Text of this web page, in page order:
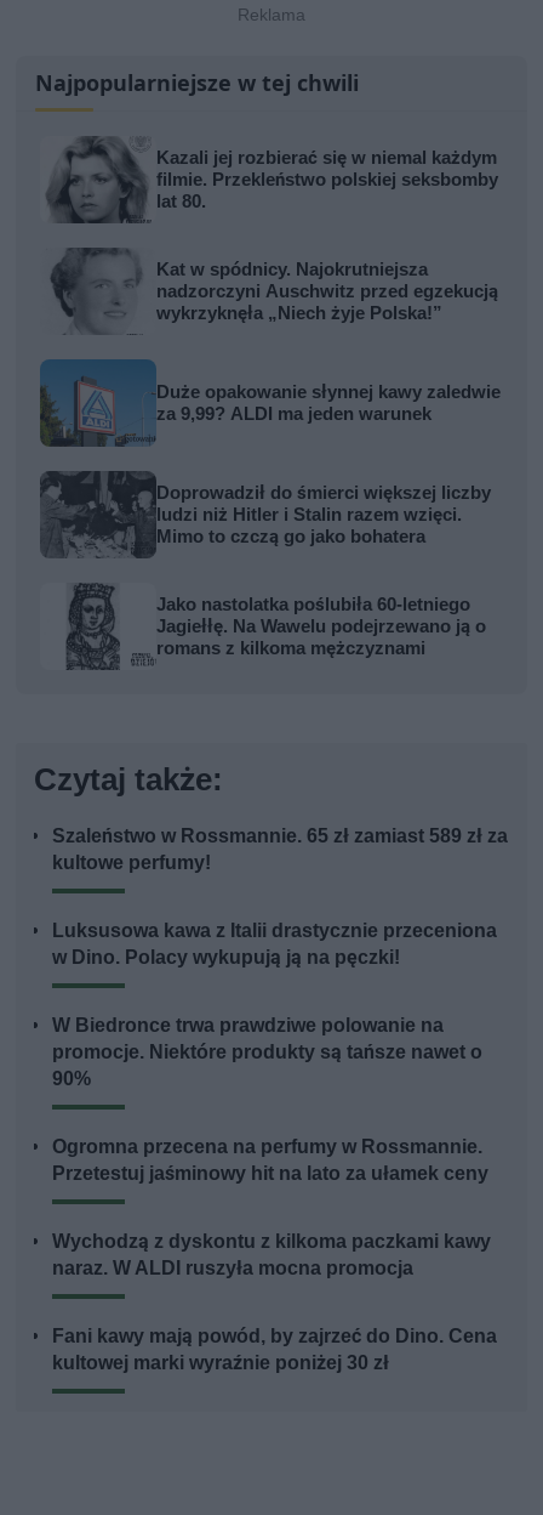
Najpopularniejsze w tej chwili
Kazali jej rozbierać się w niemal każdym
filmie. Przekleństwo polskiej seksbomby
lat 80.
Kat w spódnicy. Najokrutniejsza
nadzorczyni Auschwitz przed egzekucją
wykrzyknęła „Niech żyje Polska!”
Duże opakowanie słynnej kawy zaledwie
za 9,99? ALDI ma jeden warunek
Doprowadził do śmierci większej liczby
ludzi niż Hitler i Stalin razem wzięci.
Mimo to czczą go jako bohatera
Jako nastolatka poślubiła 60-letniego
Jagiełłę. Na Wawelu podejrzewano ją o
romans z kilkoma mężczyznami
Czytaj także:
Szaleństwo w Rossmannie. 65 zł zamiast 589 zł za
kultowe perfumy!
Luksusowa kawa z Italii drastycznie przeceniona
w Dino. Polacy wykupują ją na pęczki!
W Biedronce trwa prawdziwe polowanie na
promocje. Niektóre produkty są tańsze nawet o
90%
Ogromna przecena na perfumy w Rossmannie.
Przetestuj jaśminowy hit na lato za ułamek ceny
Wychodzą z dyskontu z kilkoma paczkami kawy
naraz. W ALDI ruszyła mocna promocja
Fani kawy mają powód, by zajrzeć do Dino. Cena
kultowej marki wyraźnie poniżej 30 zł